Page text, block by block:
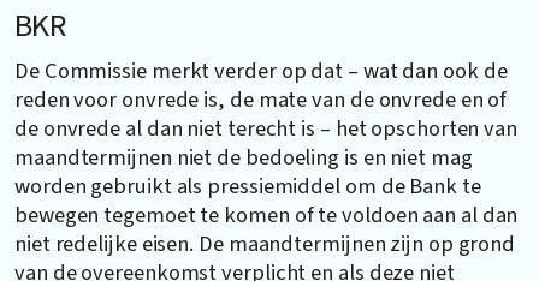
BKR
De Commissie merkt verder op dat – wat dan ook de
reden voor onvrede is, de mate van de onvrede en of
de onvrede al dan niet terecht is – het opschorten van
maandtermijnen niet de bedoeling is en niet mag
worden gebruikt als pressiemiddel om de Bank te
bewegen tegemoet te komen of te voldoen aan al dan
niet redelijke eisen. De maandtermijnen zijn op grond
van de overeenkomst verplicht en als deze niet